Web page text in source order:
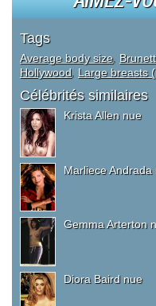
Tags
Average body size,
Hollywood Large breasts
Célébrités similaires
Krista Allen nue
Marliece Andrada
Gemma Arterton
Diora Baird nue